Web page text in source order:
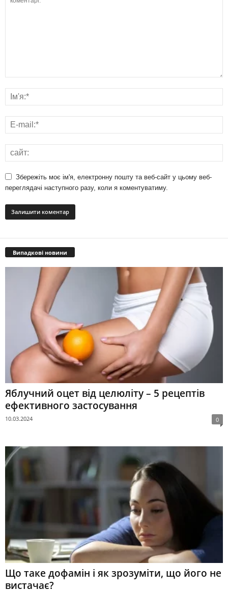
Збережіть моє ім'я, електронну пошту та веб-сайт у цьому веб-
переглядачі наступного разу, коли я коментуватиму.
Випадкові новини
Яблучний оцет від целюліту – 5 рецептів
ефективного застосування
10.03.2024 0
Що таке дофамін і як зрозуміти, що його не
вистачає?